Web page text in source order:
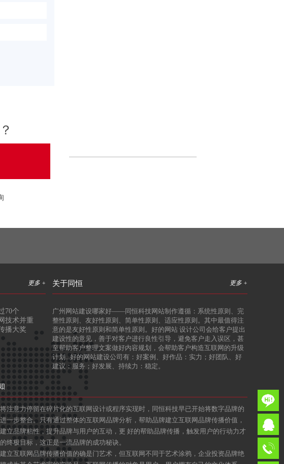
更多 +
70个
技术并重
播大奖
更多 +
关于同恒
广州网站建设哪家好——同恒科技网站制作遵循：系统性原则、完
整性原则、友好性原则、简单性原则、适应性原则。其中最值得注
意的是友好性原则和简单性原则。好的网站 设计公司会给客户提出
建设性的意见，善于对客户进行良性引导，避免客户走入误区，甚
至帮助客户整理文案做好内容规划，会帮助客户构造互联网的升级
计划...好的网站建设公司有：好案例、好作品：实力；好团队、好
建议：服务；好发展、持续力：稳定。
注意力停留在碎片化的互联网设计或程序实现时，同恒科技早已开始将数字品牌的
一步整合。只有通过整体的互联网品牌分析，帮助品牌建立互联网品牌传播价值，
立品牌粘性，提升品牌与用户的互动，更 好的帮助品牌传播，触发用户的行动力才
终极目标，这正是一流品牌的成功秘诀。
立互联网品牌传播价值的确是门艺术，但互联网不同于艺术涂鸦，企业投资品牌绝